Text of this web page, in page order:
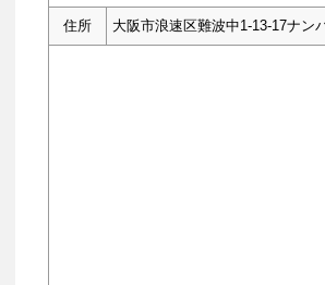
住所 大阪市浪速区難波中1-13-17ナン